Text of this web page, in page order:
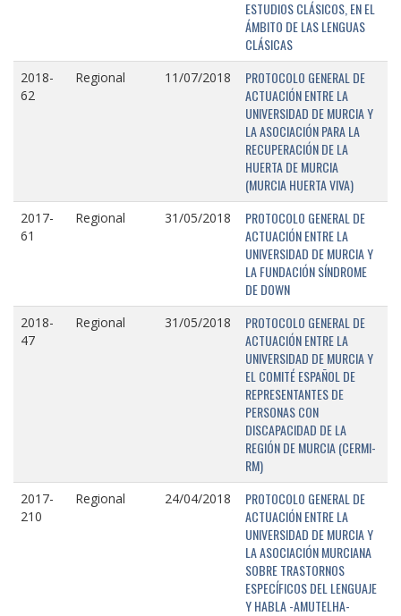
ESTUDIOS CLÁSICOS, EN EL
ÁMBITO DE LAS LENGUAS
CLÁSICAS
2018-
62
Regional 11/07/2018
PROTOCOLO GENERAL DE
ACTUACIÓN ENTRE LA
UNIVERSIDAD DE MURCIA Y
LA ASOCIACIÓN PARA LA
RECUPERACIÓN DE LA
HUERTA DE MURCIA
(MURCIA HUERTA VIVA)
2017-
61
Regional 31/05/2018
PROTOCOLO GENERAL DE
ACTUACIÓN ENTRE LA
UNIVERSIDAD DE MURCIA Y
LA FUNDACIÓN SÍNDROME
DE DOWN
2018-
47
Regional 31/05/2018
PROTOCOLO GENERAL DE
ACTUACIÓN ENTRE LA
UNIVERSIDAD DE MURCIA Y
EL COMITÉ ESPAÑOL DE
REPRESENTANTES DE
PERSONAS CON
DISCAPACIDAD DE LA
REGIÓN DE MURCIA (CERMI-
RM)
2017-
210
Regional 24/04/2018
PROTOCOLO GENERAL DE
ACTUACIÓN ENTRE LA
UNIVERSIDAD DE MURCIA Y
LA ASOCIACIÓN MURCIANA
SOBRE TRASTORNOS
ESPECÍFICOS DEL LENGUAJE
Y HABLA -AMUTELHA-